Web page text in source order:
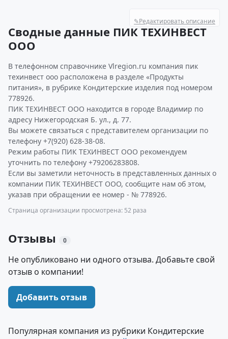
✎Редактировать описание
Сводные данные ПИК ТЕХИНВЕСТ
ООО
В телефонном справочнике Vlregion.ru компания пик
техинвест ооо расположена в разделе «Продукты
питания», в рубрике Кондитерские изделия под номером
778926.
ПИК ТЕХИНВЕСТ ООО находится в городе Владимир по
адресу Нижегородская Б. ул., д. 77.
Вы можете связаться с представителем организации по
телефону +7(920) 628-38-08.
Режим работы ПИК ТЕХИНВЕСТ ООО рекомендуем
уточнить по телефону +79206283808.
Если вы заметили неточность в представленных данных о
компании ПИК ТЕХИНВЕСТ ООО, сообщите нам об этом,
указав при обращении ее номер - № 778926.
Страница организации просмотрена: 52 раза
Отзывы 0
Не опубликовано ни одного отзыва. Добавьте свой
отзыв о компании!
Добавить отзыв
Популярная компания из рубрики Кондитерские